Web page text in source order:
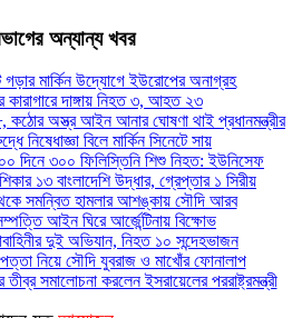
অন্যান্য খবর
মার্কিন উদ্যোগে ইউরোপের অনাগ্রহ
কারাগারে দাঙ্গায় নিহত ৩, আহত ২৩
কঠোর অস্ত্র আইন আনার ঘোষণা থাই প্রধানমন্ত্রীর
নিষেধাজ্ঞা বিলে মার্কিন সিনেটে সায়
দিনে ৩০০ ফিলিস্তিনি শিশু নিহত: ইউনিসেফ
১৩ বাংলাদেশি উদ্ধার, গ্রেপ্তার ১ সিরীয়
সমন্বিত হামলার আশঙ্কায় সৌদি আরব
আইন ঘিরে আর্জেন্টিনায় বিক্ষোভ
দুই অভিযান, নিহত ১০ সন্দেহভাজন
নিয়ে সৌদি যুবরাজ ও মাখোঁর ফোনালাপ
সমালোচনা করলেন ইসরায়েলের পররাষ্ট্রমন্ত্রী